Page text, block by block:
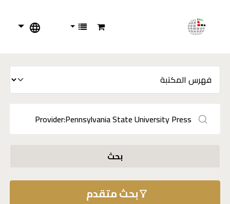
بحث
بحث متقدم